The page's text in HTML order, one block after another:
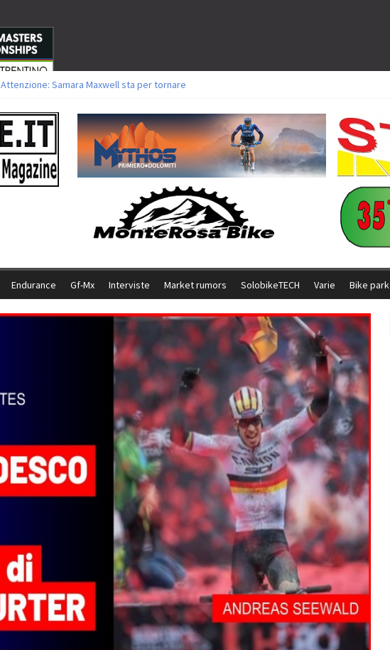
Attenzione: Samara Maxwell sta per tornare
Europei XCO: vittorie per Ghibaudo, Grossmann e Gallis. Signorelli 5^ la migliore tra gli italiani
35ª Marathon Bike della Brianza: l’ultima sfida agonistica di una leggendaria storia
Europei MTB: il Team Relay firma il secondo argento azzurro a Monteceneri
Endurance Gf-Mx Interviste Market rumors SolobikeTECH Varie Bike park